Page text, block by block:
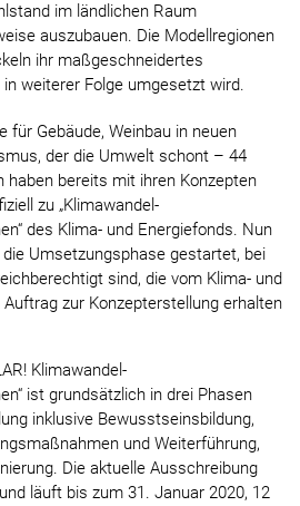
im ländlichen Raum
auszubauen. Die Modellregionen
ihr maßgeschneidertes
weiterer Folge umgesetzt wird.
für Gebäude, Weinbau in neuen
der die Umwelt schont – 44
haben bereits mit ihren Konzepten
zu „Klimawandel-
des Klima- und Energiefonds. Nun
Umsetzungsphase gestartet, bei
sind, die vom Klima- und
zur Konzepterstellung erhalten
Klimawandel-
ist grundsätzlich in drei Phasen
inklusive Bewusstseinsbildung,
und Weiterführung,
Die aktuelle Ausschreibung
läuft bis zum 31. Januar 2020, 12